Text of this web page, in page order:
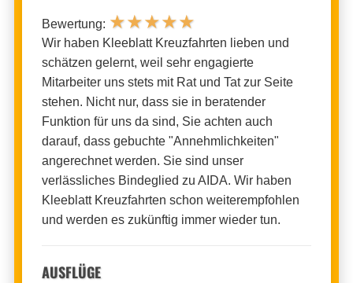
Bewertung: ★★★★★
Wir haben Kleeblatt Kreuzfahrten lieben und
schätzen gelernt, weil sehr engagierte
Mitarbeiter uns stets mit Rat und Tat zur Seite
stehen. Nicht nur, dass sie in beratender
Funktion für uns da sind, Sie achten auch
darauf, dass gebuchte "Annehmlichkeiten"
angerechnet werden. Sie sind unser
verlässliches Bindeglied zu AIDA. Wir haben
Kleeblatt Kreuzfahrten schon weiterempfohlen
und werden es zukünftig immer wieder tun.
AUSFLÜGE